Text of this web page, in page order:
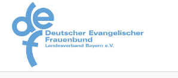
Skip to main content